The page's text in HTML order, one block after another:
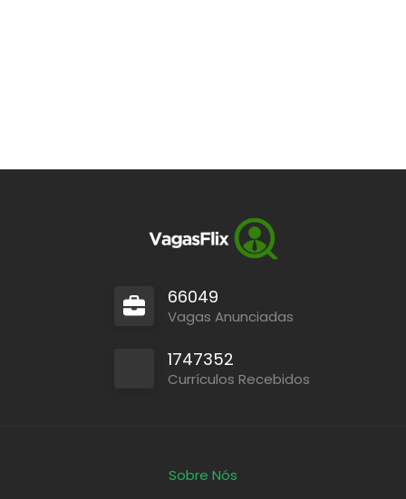
66049
Vagas Anunciadas
1747352
Currículos Recebidos
Sobre Nós